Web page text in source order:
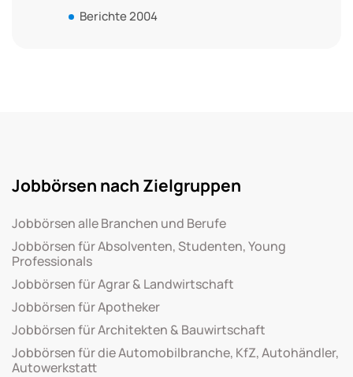
Berichte 2004
Jobbörsen nach Zielgruppen
Jobbörsen alle Branchen und Berufe
Jobbörsen für Absolventen, Studenten, Young
Professionals
Jobbörsen für Agrar & Landwirtschaft
Jobbörsen für Apotheker
Jobbörsen für Architekten & Bauwirtschaft
Jobbörsen für die Automobilbranche, KfZ, Autohändler,
Autowerkstatt